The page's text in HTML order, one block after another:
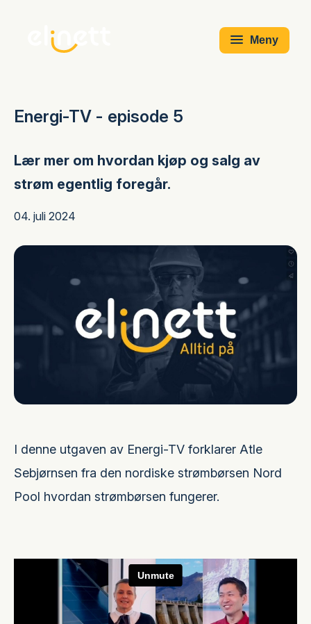
Meny
Energi-TV - episode 5
Lær mer om hvordan kjøp og salg av
strøm egentlig foregår.
04. juli 2024
I denne utgaven av Energi-TV forklarer Atle
Sebjørnsen fra den nordiske strømbørsen Nord
Pool hvordan strømbørsen fungerer.